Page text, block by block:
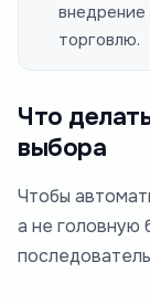
внедрение
торговлю.
Что
выбора
Чтобы
а не головную